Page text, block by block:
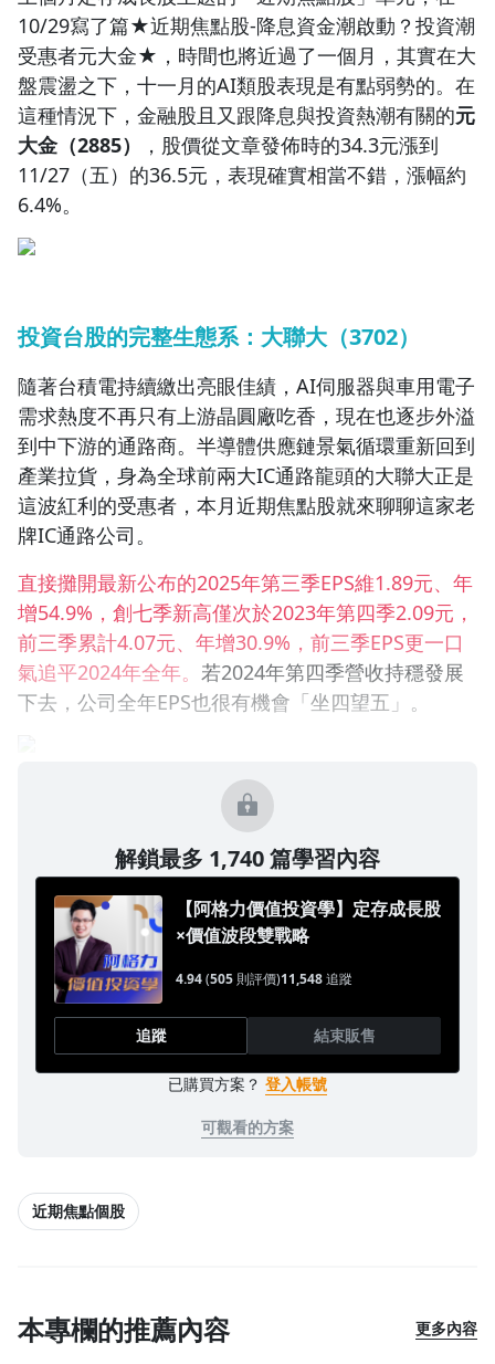
10/29寫了篇★近期焦點股-降息資金潮啟動？投資潮
受惠者元大金★，時間也將近過了一個月，其實在大
盤震盪之下，十一月的AI類股表現是有點弱勢的。在
這種情況下，金融股且又跟降息與投資熱潮有關的元
大金（2885）
，股價從文章發佈時的34.3元漲到
11/27（五）的36.5元，表現確實相當不錯，漲幅約
6.4%。
投資台股的完整生態系：大聯大（3702）
隨著台積電持續繳出亮眼佳績，AI伺服器與車用電子
需求熱度不再只有上游晶圓廠吃香，現在也逐步外溢
到中下游的通路商。半導體供應鏈景氣循環重新回到
產業拉貨，身為全球前兩大IC通路龍頭的大聯大正是
這波紅利的受惠者，本月近期焦點股就來聊聊這家老
牌IC通路公司。
直接攤開最新公布的2025年第三季EPS維1.89元、年
增54.9%，創七季新高僅次於2023年第四季2.09元，
前三季累計4.07元、年增30.9%，前三季EPS更一口
氣追平2024年全年。 若2024年第四季營收持穩發展
下去，公司全年EPS也很有機會「坐四望五」。
解鎖最多 1,740 篇學習內容
【阿格力價值投資學】定存成長股
×價值波段雙戰略
4.94(505 則評價)11,548追蹤
追蹤 結束販售
已購買方案？ 登入帳號
可觀看的方案
近期焦點個股
本專欄的推薦內容 更多內容